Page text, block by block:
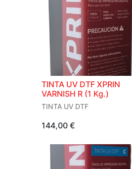
TINTA UV DTF XPRIN
VARNISH R (1 Kg.)
TINTA UV DTF
144,00 €